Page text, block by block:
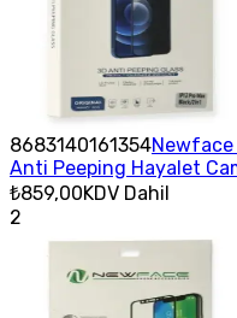
8683140161354Newface
Anti Peeping Hayalet
₺859,00KDV Dahil
2